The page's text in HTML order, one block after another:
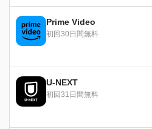
察室に駆け込み…。
Prime Video
初回30日間無料
U-NEXT
初回31日間無料